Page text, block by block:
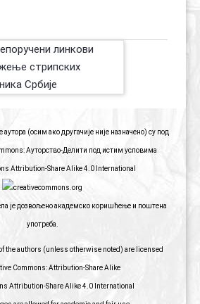
аутора (осим ако другачије није назначено) су под
Ауторство-Делити под истим условима
Attribution-Share Alike 4.0 International
је дозвољено академско коришћење и поштена
употреба.
the authors (unless otherwise noted) are licensed
Commons: Attribution-Share Alike
Attribution-Share Alike 4.0 International